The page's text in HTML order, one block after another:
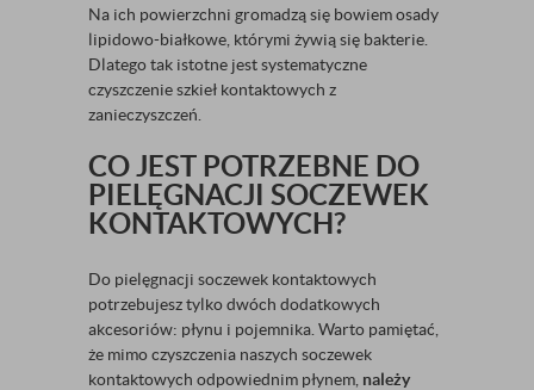
Na ich powierzchni gromadzą się bowiem osady
lipidowo-białkowe, którymi żywią się bakterie.
Dlatego tak istotne jest systematyczne
czyszczenie szkieł kontaktowych z
zanieczyszczeń.
CO JEST POTRZEBNE DO
PIELĘGNACJI SOCZEWEK
KONTAKTOWYCH?
Do pielęgnacji soczewek kontaktowych
potrzebujesz tylko dwóch dodatkowych
akcesoriów: płynu i pojemnika. Warto pamiętać,
że mimo czyszczenia naszych soczewek
kontaktowych odpowiednim płynem, należy